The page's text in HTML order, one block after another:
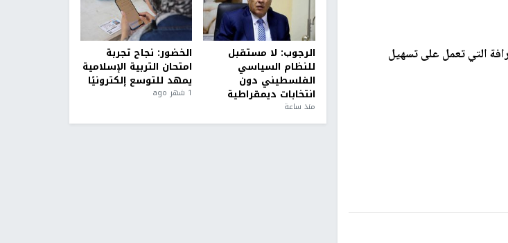
التي تعمل على تسهيل
الرجوب: لا مستقبل
للنظام السياسي
الفلسطيني دون
انتخابات ديمقراطية
منذ ساعة
الخضور: نجاح تجربة
امتحان التربية الإسلامية
يمهد للتوسع إلكترونيًا
1 شهر ago